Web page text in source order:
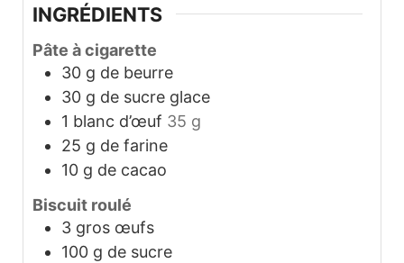
INGRÉDIENTS
Pâte à cigarette
30 g de beurre
30 g de sucre glace
1 blanc d’œuf 35 g
25 g de farine
10 g de cacao
Biscuit roulé
3 gros œufs
100 g de sucre